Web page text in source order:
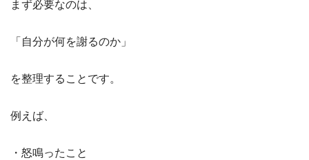
まず必要なのは、
「自分が何を謝るのか」
を整理することです。
例えば、
・怒鳴ったこと